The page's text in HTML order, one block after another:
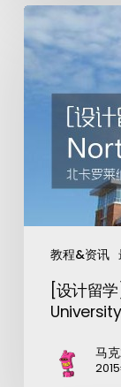
教程&资讯
[设计留
马